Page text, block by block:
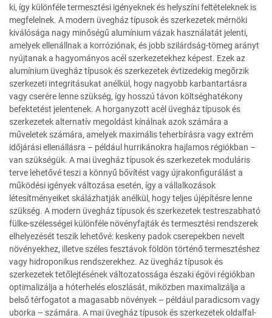
ki, így különféle termesztési igényeknek és helyszíni feltételeknek is
megfelelnek. A modern üvegház típusok és szerkezetek mérnöki
kiválósága nagy minőségű alumínium vázak használatát jelenti,
amelyek ellenállnak a korróziónak, és jobb szilárdság-tömeg arányt
nyújtanak a hagyományos acél szerkezetekhez képest. Ezek az
alumínium üvegház típusok és szerkezetek évtizedekig megőrzik
szerkezeti integritásukat anélkül, hogy nagyobb karbantartásra
vagy cserére lenne szükség, így hosszú távon költséghatékony
befektetést jelentenek. A horganyzott acél üvegház típusok és
szerkezetek alternatív megoldást kínálnak azok számára a
műveletek számára, amelyek maximális teherbírásra vagy extrém
időjárási ellenállásra – például hurrikánokra hajlamos régiókban –
van szükségük. A mai üvegház típusok és szerkezetek moduláris
terve lehetővé teszi a könnyű bővítést vagy újrakonfigurálást a
működési igények változása esetén, így a vállalkozások
létesítményeiket skálázhatják anélkül, hogy teljes újépítésre lenne
szükség. A modern üvegház típusok és szerkezetek testreszabható
fülke-szélességei különféle növényfajták és termesztési rendszerek
elhelyezését teszik lehetővé: keskeny padok cserepekben nevelt
növényekhez, illetve széles fesztávok földön történő termesztéshez
vagy hidroponikus rendszerekhez. Az üvegház típusok és
szerkezetek tetőlejtésének változatossága északi égövi régiókban
optimalizálja a hóterhelés eloszlását, miközben maximalizálja a
belső térfogatot a magasabb növények – például paradicsom vagy
uborka – számára. A mai üvegház típusok és szerkezetek oldalfal-